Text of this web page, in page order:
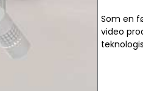
Som en
video